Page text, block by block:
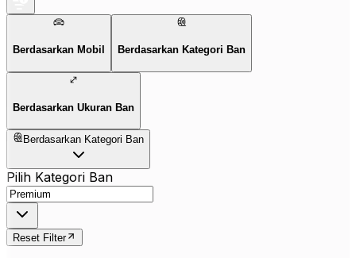
Berdasarkan Mobil Berdasarkan Kategori Ban
Berdasarkan Ukuran Ban
Berdasarkan Kategori Ban
Pilih Kategori Ban
Reset Filter